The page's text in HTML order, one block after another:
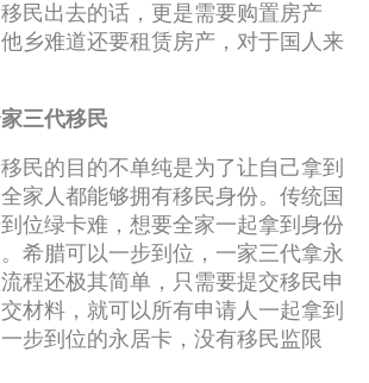
民出去的话，更是需要购置房产
乡难道还要租赁房产，对于国人来
三代移民
的目的不单纯是为了让自己拿到
家人都能够拥有移民身份。传统国
位绿卡难，想要全家一起拿到身份
希腊可以一步到位，一家三代拿永
程还极其简单，只需要提交移民申
材料，就可以所有申请人一起拿到
步到位的永居卡，没有移民监限